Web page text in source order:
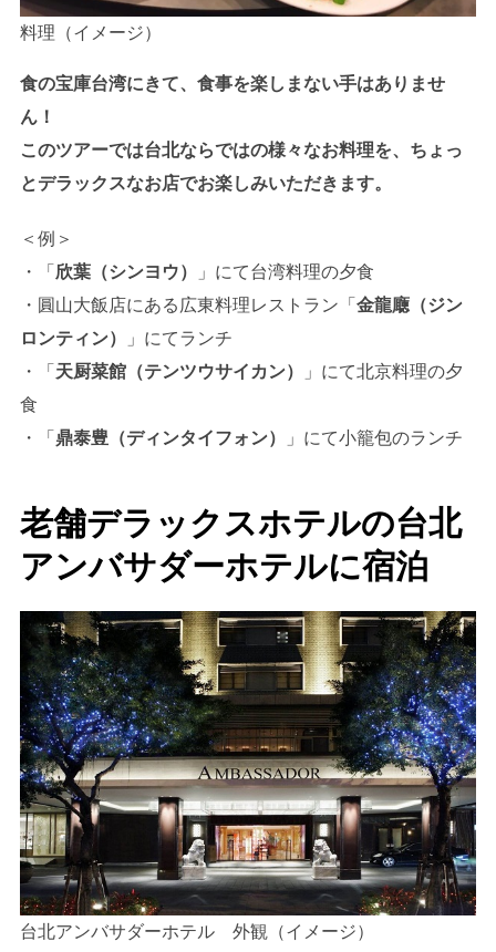
料理（イメージ）
食の宝庫台湾にきて、食事を楽しまない手はありませ
ん！
このツアーでは台北ならではの様々なお料理を、ちょっ
とデラックスなお店でお楽しみいただきます。
＜例＞
・「 欣葉（シンヨウ）
」にて台湾料理の夕食
・圓山大飯店にある広東料理レストラン「 金龍廰（ジン
ロンティン）
」にてランチ
・「 天厨菜館（テンツウサイカン）
」にて北京料理の夕
食
・「 鼎泰豊（ディンタイフォン） 」にて小籠包のランチ
老舗デラックスホテルの台北
アンバサダーホテルに宿泊
台北アンバサダーホテル 外観（イメージ）